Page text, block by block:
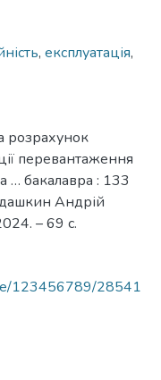
, експлуатація,
розрахунок
перевантаження
… бакалавра : 133
Андрій
– 69 с.
123456789/28541